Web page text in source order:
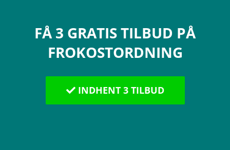
FÅ 3 GRATIS TILBUD PÅ
FROKOSTORDNING
INDHENT 3 TILBUD